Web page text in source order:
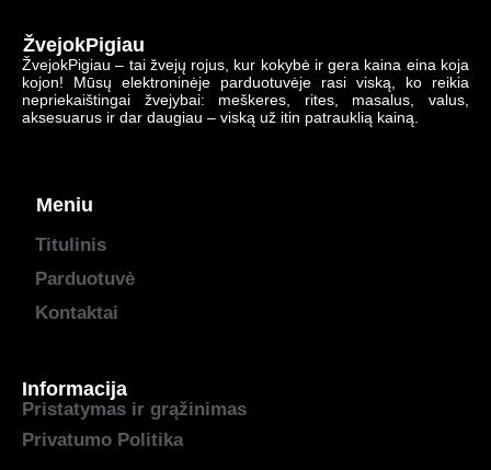
ŽvejokPigiau
ŽvejokPigiau – tai žvejų rojus, kur kokybė ir gera kaina eina koja
kojon! Mūsų elektroninėje parduotuvėje rasi viską, ko reikia
nepriekaištingai žvejybai: meškeres, rites, masalus, valus,
aksesuarus ir dar daugiau – viską už itin patrauklią kainą.
Meniu
Titulinis
Parduotuvė
Kontaktai
Informacija
Pristatymas ir grąžinimas
Privatumo Politika